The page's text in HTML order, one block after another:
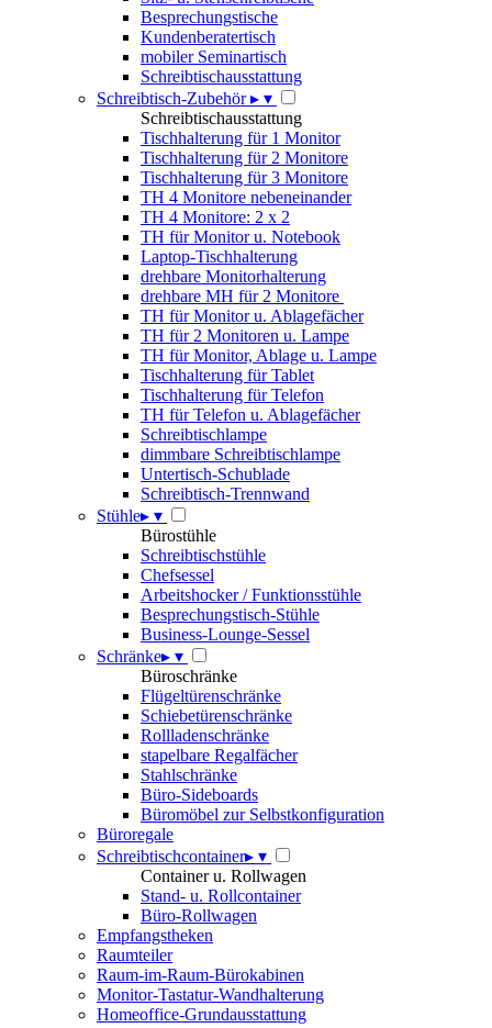
Besprechungstische
Kundenberatertisch
mobiler Seminartisch
Schreibtischausstattung
Schreibtisch-Zubehör▸ ▾
Schreibtischausstattung
Tischhalterung für 1 Monitor
Tischhalterung für 2 Monitore
Tischhalterung für 3 Monitore
TH 4 Monitore nebeneinander
TH 4 Monitore: 2 x 2
TH für Monitor u. Notebook
Laptop-Tischhalterung
drehbare Monitorhalterung
drehbare MH für 2 Monitore
TH für Monitor u. Ablagefächer
TH für 2 Monitoren u. Lampe
TH für Monitor, Ablage u. Lampe
Tischhalterung für Tablet
Tischhalterung für Telefon
TH für Telefon u. Ablagefächer
Schreibtischlampe
dimmbare Schreibtischlampe
Untertisch-Schublade
Schreibtisch-Trennwand
Stühle▸ ▾
Bürostühle
Schreibtischstühle
Chefsessel
Arbeitshocker / Funktionsstühle
Besprechungstisch-Stühle
Business-Lounge-Sessel
Schränke▸ ▾
Büroschränke
Flügeltürenschränke
Schiebetürenschränke
Rollladenschränke
stapelbare Regalfächer
Stahlschränke
Büro-Sideboards
Büromöbel zur Selbstkonfiguration
Büroregale
Schreibtischcontainer▸ ▾
Container u. Rollwagen
Stand- u. Rollcontainer
Büro-Rollwagen
Empfangstheken
Raumteiler
Raum-im-Raum-Bürokabinen
Monitor-Tastatur-Wandhalterung
Homeoffice-Grundausstattung